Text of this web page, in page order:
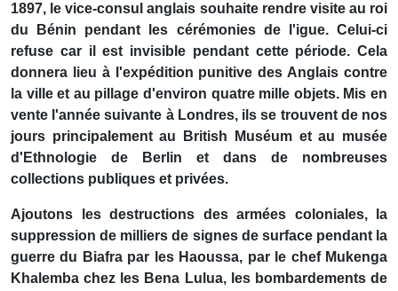
1897, le vice-consul anglais souhaite rendre visite au roi
du Bénin pendant les cérémonies de l'igue. Celui-ci
refuse car il est invisible pendant cette période. Cela
donnera lieu à l'expédition punitive des Anglais contre
la ville et au pillage d'environ quatre mille objets. Mis en
vente l'année suivante à Londres, ils se trouvent de nos
jours principalement au British Muséum et au musée
d'Ethnologie de Berlin et dans de nombreuses
collections publiques et privées.
Ajoutons les destructions des armées coloniales, la
suppression de milliers de signes de surface pendant la
guerre du Biafra par les Haoussa, par le chef Mukenga
Khalemba chez les Bena Lulua, les bombardements de